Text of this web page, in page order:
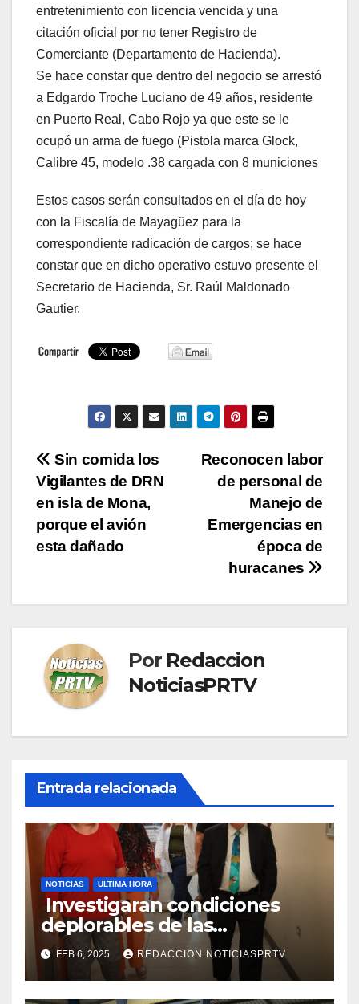
entretenimiento con licencia vencida y una
citación oficial por no tener Registro de
Comerciante (Departamento de Hacienda).
Se hace constar que dentro del negocio se arrestó
a Edgardo Troche Luciano de 49 años, residente
en Puerto Real, Cabo Rojo ya que este se le
ocupó un arma de fuego (Pistola marca Glock,
Calibre 45, modelo .38 cargada con 8 municiones
Estos casos serán consultados en el día de hoy
con la Fiscalía de Mayagüez para la
correspondiente radicación de cargos; se hace
constar que en dicho operativo estuvo presente el
Secretario de Hacienda, Sr. Raúl Maldonado
Gautier.
Navegación
de
entradas
Reconocen labor
de personal de
Manejo de
Emergencias en
época de
huracanes
Sin comida los
Vigilantes de DRN
en isla de Mona,
porque el avión
esta dañado
Por Redaccion
NoticiasPRTV
Entrada relacionada
NOTICIAS ULTIMA HORA
Investigaran condiciones
deplorables de las
facilidades el Departamento
de la Salud en Mayagüez
FEB 6, 2025 REDACCION NOTICIASPRTV